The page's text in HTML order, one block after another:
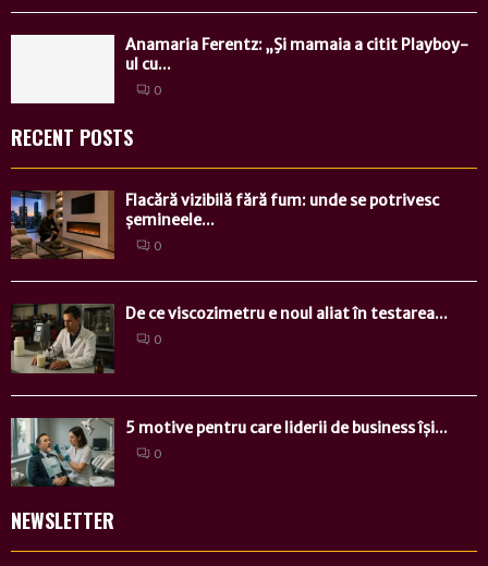
Anamaria Ferentz: „Şi mamaia a citit Playboy-
ul cu...
0
RECENT POSTS
Flacără vizibilă fără fum: unde se potrivesc
șemineele...
0
De ce viscozimetru e noul aliat în testarea...
0
5 motive pentru care liderii de business își...
0
NEWSLETTER